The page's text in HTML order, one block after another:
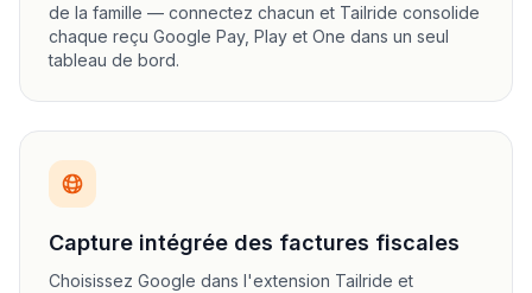
de la famille — connectez chacun et Tailride consolide
chaque reçu Google Pay, Play et One dans un seul
tableau de bord.
Capture intégrée des factures fiscales
Choisissez Google dans l'extension Tailride et